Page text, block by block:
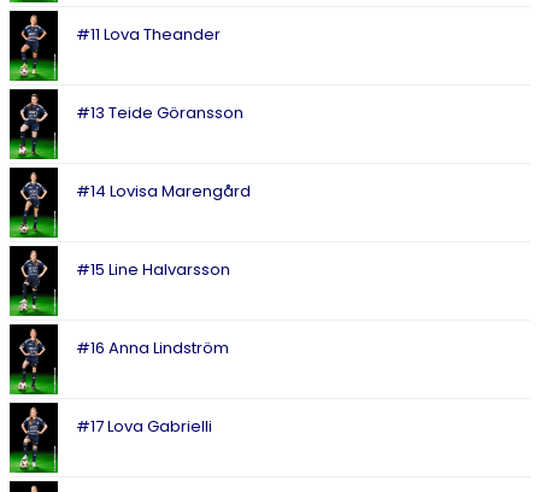
#11 Lova Theander
#13 Teide Göransson
#14 Lovisa Marengård
#15 Line Halvarsson
#16 Anna Lindström
#17 Lova Gabrielli